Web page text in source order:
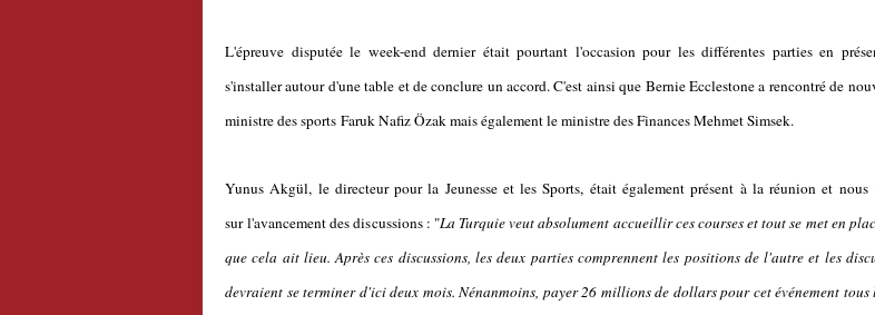
L'épreuve disputée le week-end dernier était pourtant l'occasion pour les différentes parties en
s'installer autour d'une table et de conclure un accord. C'est ainsi que Bernie Ecclestone a rencontré de
ministre des sports Faruk Nafiz Özak mais également le ministre des Finances Mehmet Simsek.
Yunus Akgül, le directeur pour la Jeunesse et les Sports, était également présent à la réunion et nous
sur l'avancement des discussions : "La Turquie veut absolument accueillir ces courses et tout se met en
que cela ait lieu. Après ces discussions, les deux parties comprennent les positions de l'autre et les
devraient se terminer d'ici deux mois. Nénanmoins, payer 26 millions de dollars pour cet événement tous